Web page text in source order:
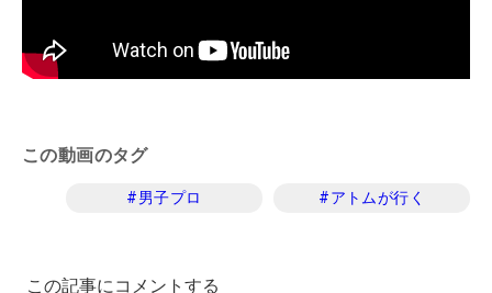
この動画のタグ
#男子プロ #アトムが行く